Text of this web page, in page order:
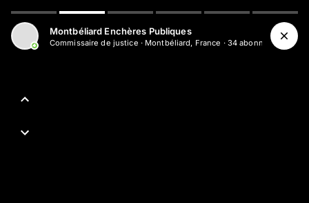
Montbéliard Enchères Publiques
Commissaire de justice · Montbéliard, France · 34 abonné s